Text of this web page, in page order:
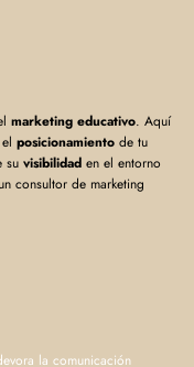
marketing educativo. Aquí
posicionamiento de tu
su visibilidad en el entorno
consultor de marketing
la comunicación